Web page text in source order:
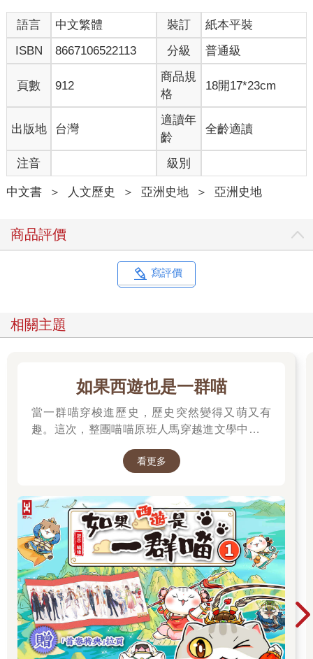
語言 中文繁體 裝訂
紙本平裝
ISBN
8667106522113 分級 普通級
頁數 912
商品規
格
18開17*23cm
出版地 台灣
適讀年
齡
全齡適讀
注音 級別
中文書 ＞ 人文歷史 ＞ 亞洲史地 ＞ 亞洲史地
商品評價
寫評價
相關主題
如果西遊也是一群喵
當一群喵穿梭進歷史，歷史突然變得又萌又有
趣。這次，整團喵喵原班人馬穿越進文學中，開
看更多